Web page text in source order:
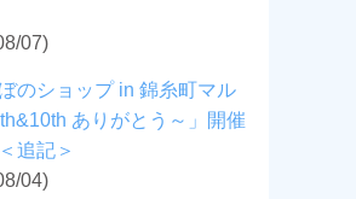
07)
ぼのショップ in 錦糸町マル
ありがとう～」開催
追記＞
04)